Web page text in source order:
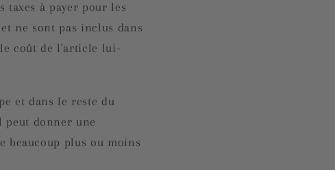
taxes à payer pour les
ne sont pas inclus dans
coût de l'article lui-
et dans le reste du
peut donner une
beaucoup plus ou moins